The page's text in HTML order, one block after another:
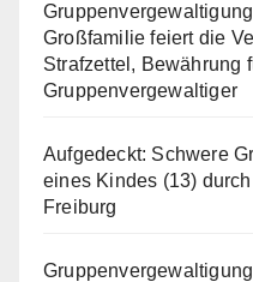
Großfamilie feiert die
Strafzettel, Bewährung
Gruppenvergewaltiger
Aufgedeckt: Schwere
eines Kindes (13) durch
Freiburg